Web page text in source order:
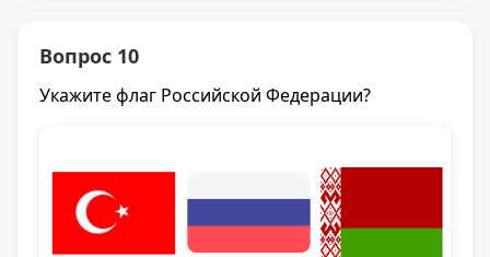
Вопрос 10
Укажите флаг Российской Федерации?